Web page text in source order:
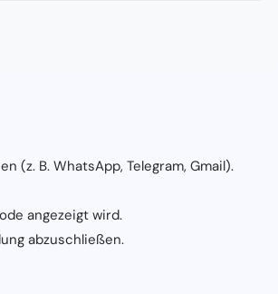
(z. B. WhatsApp, Telegram, Gmail).
angezeigt wird.
abzuschließen.